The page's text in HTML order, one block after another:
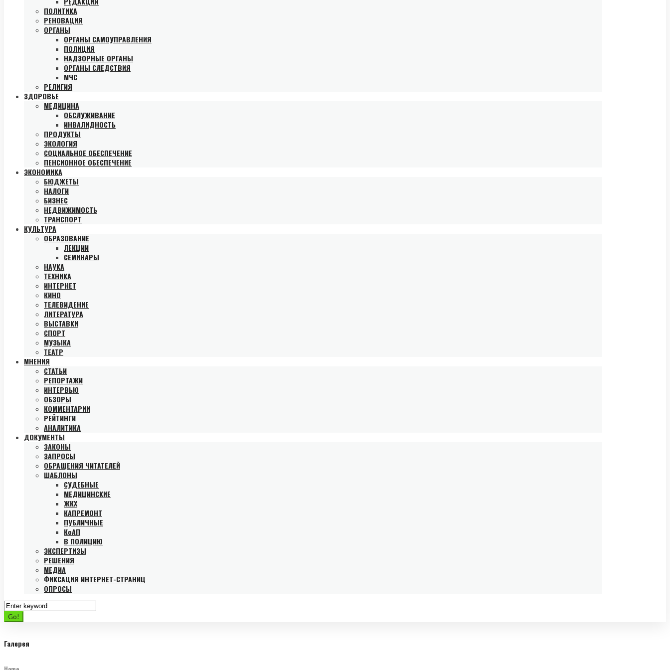
ПОЛИТИКА
РЕНОВАЦИЯ
ОРГАНЫ
ОРГАНЫ САМОУПРАВЛЕНИЯ
ПОЛИЦИЯ
НАДЗОРНЫЕ ОРГАНЫ
ОРГАНЫ СЛЕДСТВИЯ
МЧС
РЕЛИГИЯ
ЗДОРОВЬЕ
МЕДИЦИНА
ОБСЛУЖИВАНИЕ
ИНВАЛИДНОСТЬ
ПРОДУКТЫ
ЭКОЛОГИЯ
СОЦИАЛЬНОЕ ОБЕСПЕЧЕНИЕ
ПЕНСИОННОЕ ОБЕСПЕЧЕНИЕ
ЭКОНОМИКА
БЮДЖЕТЫ
НАЛОГИ
БИЗНЕС
НЕДВИЖИМОСТЬ
ТРАНСПОРТ
КУЛЬТУРА
ОБРАЗОВАНИЕ
ЛЕКЦИИ
СЕМИНАРЫ
НАУКА
ТЕХНИКА
ИНТЕРНЕТ
КИНО
ТЕЛЕВИДЕНИЕ
ЛИТЕРАТУРА
ВЫСТАВКИ
СПОРТ
МУЗЫКА
ТЕАТР
МНЕНИЯ
СТАТЬИ
РЕПОРТАЖИ
ИНТЕРВЬЮ
ОБЗОРЫ
КОММЕНТАРИИ
РЕЙТИНГИ
АНАЛИТИКА
ДОКУМЕНТЫ
ЗАКОНЫ
ЗАПРОСЫ
ОБРАЩЕНИЯ ЧИТАТЕЛЕЙ
ШАБЛОНЫ
СУДЕБНЫЕ
МЕДИЦИНСКИЕ
ЖКХ
КАПРЕМОНТ
ПУБЛИЧНЫЕ
КоАП
В ПОЛИЦИЮ
ЭКСПЕРТИЗЫ
РЕШЕНИЯ
МЕДИА
ФИКСАЦИЯ ИНТЕРНЕТ-СТРАНИЦ
ОПРОСЫ
Search
for:
Go!
Галерея